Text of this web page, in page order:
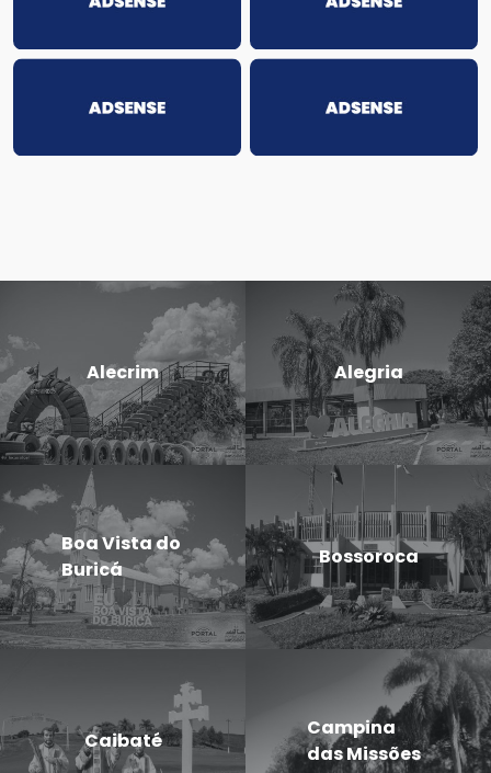
Alecrim Alegria
Boa Vista do
Buricá
Bossoroca
Caibaté
Campina
das Missões